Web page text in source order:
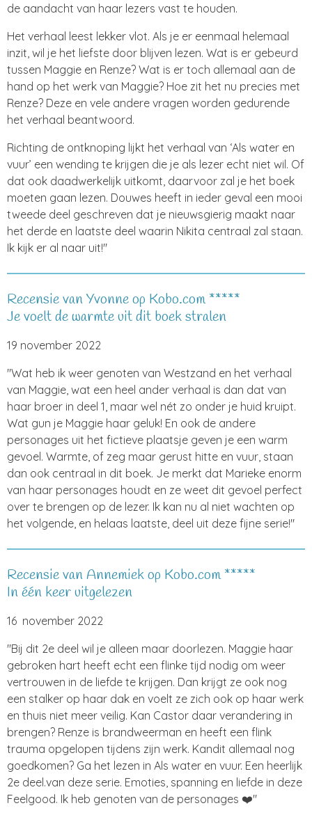
de aandacht van haar lezers vast te houden.
Het verhaal leest lekker vlot. Als je er eenmaal helemaal
inzit, wil je het liefste door blijven lezen. Wat is er gebeurd
tussen Maggie en Renze? Wat is er toch allemaal aan de
hand op het werk van Maggie? Hoe zit het nu precies met
Renze? Deze en vele andere vragen worden gedurende
het verhaal beantwoord.
Richting de ontknoping lijkt het verhaal van ‘Als water en
vuur’ een wending te krijgen die je als lezer echt niet wil. Of
dat ook daadwerkelijk uitkomt, daarvoor zal je het boek
moeten gaan lezen. Douwes heeft in ieder geval een mooi
tweede deel geschreven dat je nieuwsgierig maakt naar
het derde en laatste deel waarin Nikita centraal zal staan.
Ik kijk er al naar uit!"
Recensie van Yvonne op Kobo.com *****
Je voelt de warmte uit dit boek stralen
19 november 2022
"Wat heb ik weer genoten van Westzand en het verhaal
van Maggie, wat een heel ander verhaal is dan dat van
haar broer in deel 1, maar wel nét zo onder je huid kruipt.
Wat gun je Maggie haar geluk! En ook de andere
personages uit het fictieve plaatsje geven je een warm
gevoel. Warmte, of zeg maar gerust hitte en vuur, staan
dan ook centraal in dit boek. Je merkt dat Marieke enorm
van haar personages houdt en ze weet dit gevoel perfect
over te brengen op de lezer. Ik kan nu al niet wachten op
het volgende, en helaas laatste, deel uit deze fijne serie!"
Recensie van Annemiek op Kobo.com *****
In één keer uitgelezen
16 november 2022
"Bij dit 2e deel wil je alleen maar doorlezen. Maggie haar
gebroken hart heeft echt een flinke tijd nodig om weer
vertrouwen in de liefde te krijgen. Dan krijgt ze ook nog
een stalker op haar dak en voelt ze zich ook op haar werk
en thuis niet meer veilig. Kan Castor daar verandering in
brengen? Renze is brandweerman en heeft een flink
trauma opgelopen tijdens zijn werk. Kandit allemaal nog
goedkomen? Ga het lezen in Als water en vuur. Een heerlijk
2e deel.van deze serie. Emoties, spanning en liefde in deze
Feelgood. Ik heb genoten van de personages ❤️"